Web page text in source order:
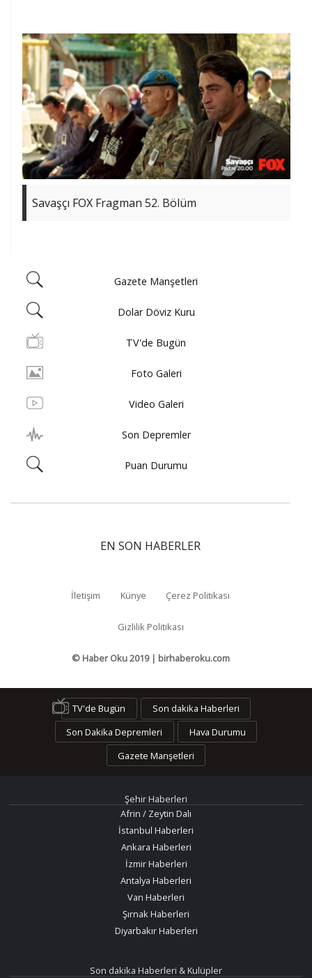
Savaşçı FOX Fragman 52. Bölüm
Gazete Manşetleri
Dolar Döviz Kuru
TV'de Bugün
Foto Galeri
Video Galeri
Son Depremler
Puan Durumu
EN SON HABERLER
İletişim Künye Çerez Politikası
Gizlilik Politikası
© Haber Oku 2019 | birhaberoku.com
TV'de Bugün
Son dakika Haberleri
Son Dakika Depremleri
Hava Durumu
Gazete Manşetleri
Şehir Haberleri
Afrin / Zeytin Dalı
İstanbul Haberleri
Ankara Haberleri
İzmir Haberleri
Antalya Haberleri
Van Haberleri
Şırnak Haberleri
Diyarbakır Haberleri
Son dakika Haberleri & Kulüpler